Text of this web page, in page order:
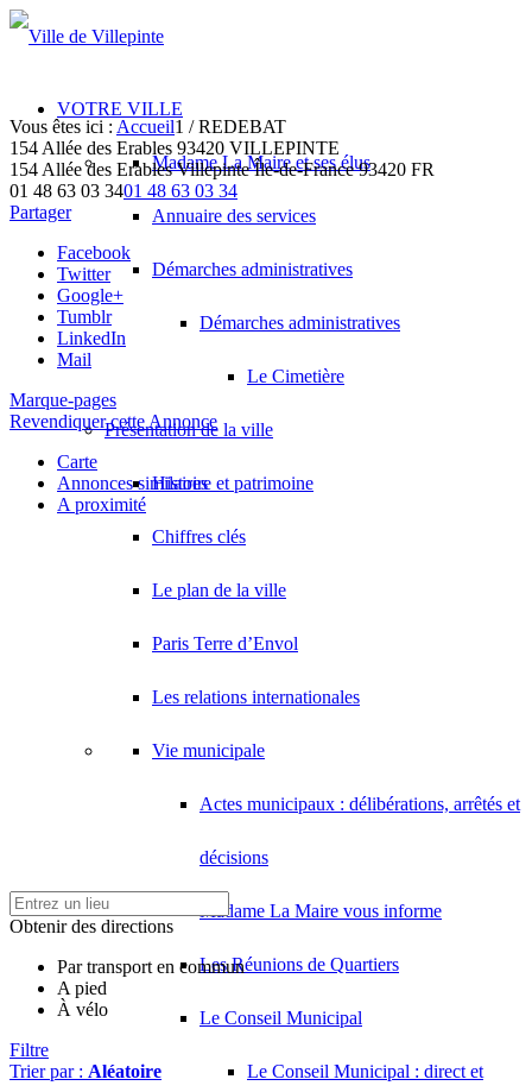
VOTRE VILLE
Madame La Maire et ses élus
Annuaire des services
Démarches administratives
Démarches administratives
Le Cimetière
Présentation de la ville
Histoire et patrimoine
Chiffres clés
Le plan de la ville
Paris Terre d’Envol
Les relations internationales
Vie municipale
Actes municipaux : délibérations, arrêtés et
décisions
Madame La Maire vous informe
Les Réunions de Quartiers
Le Conseil Municipal
Le Conseil Municipal : direct et
Vous êtes ici : Accueil1 / REDEBAT
154 Allée des Erables 93420 VILLEPINTE
154 Allée des Erables Villepinte Île-de-France 93420 FR
01 48 63 03 3401 48 63 03 34
Partager
Facebook
Twitter
Google+
Tumblr
LinkedIn
Mail
Marque-pages
Revendiquer cette Annonce
Carte
Annonces similaires
A proximité
Obtenir des directions
Par transport en commun
A pied
À vélo
Filtre
Trier par : Aléatoire